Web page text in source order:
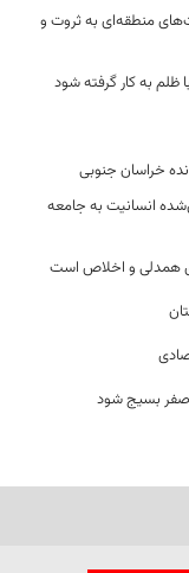
منطقه‌ای به ثروت و
ظلم به کار گرفته شود
انسانیت به جامعه
همدلی و اخلاص است
صفر بسیج شود